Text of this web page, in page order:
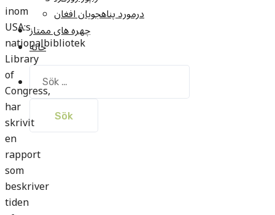
درمورد پناهجويان افغان
چهره های ممتاز
خانه
efter:
inom
USA:s
nationalbibliotek
Library
of
Congress,
har
skrivit
en
rapport
som
beskriver
tiden